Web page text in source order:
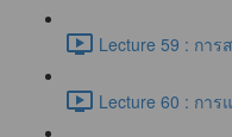
Lecture 59 : การ
Lecture 60 : การ